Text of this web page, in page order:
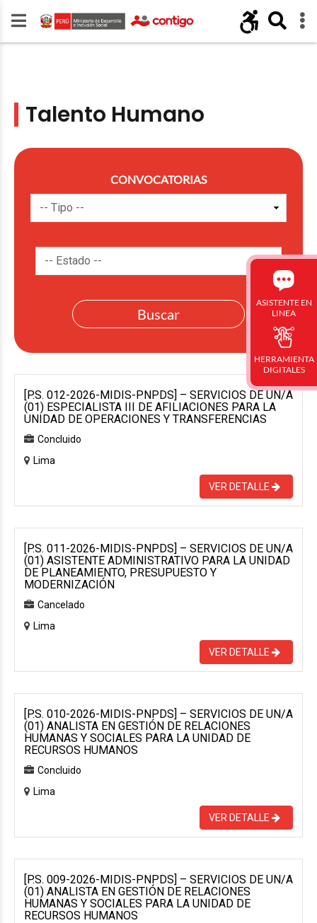
Talento Humano
CONVOCATORIAS
[P.S. 012-2026-MIDIS-PNPDS] – SERVICIOS DE UN/A
(01) ESPECIALISTA III DE AFILIACIONES PARA LA
UNIDAD DE OPERACIONES Y TRANSFERENCIAS
Concluido
Lima
VER DETALLE
[P.S. 011-2026-MIDIS-PNPDS] – SERVICIOS DE UN/A
(01) ASISTENTE ADMINISTRATIVO PARA LA UNIDAD
DE PLANEAMIENTO, PRESUPUESTO Y
MODERNIZACIÓN
Cancelado
Lima
VER DETALLE
[P.S. 010-2026-MIDIS-PNPDS] – SERVICIOS DE UN/A
(01) ANALISTA EN GESTIÓN DE RELACIONES
HUMANAS Y SOCIALES PARA LA UNIDAD DE
RECURSOS HUMANOS
Concluido
Lima
VER DETALLE
[P.S. 009-2026-MIDIS-PNPDS] – SERVICIOS DE UN/A
(01) ANALISTA EN GESTIÓN DE RELACIONES
HUMANAS Y SOCIALES PARA LA UNIDAD DE
RECURSOS HUMANOS
ASISTENTE EN
LINEA
HERRAMIENTA
DIGITALES